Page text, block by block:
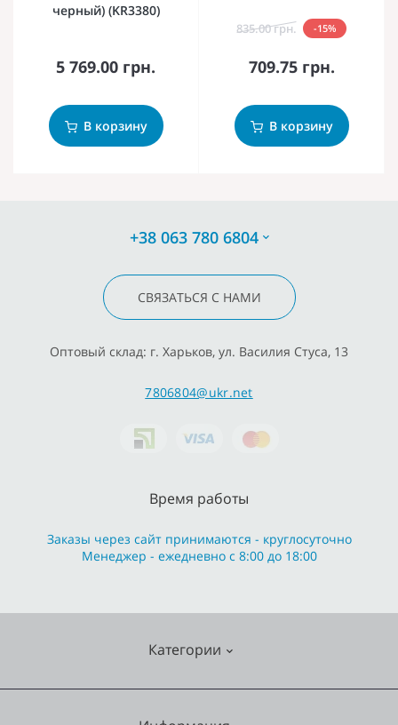
черный) (KR3380)
5 769.00 грн.
В корзину
835.00 грн. -15%
709.75 грн.
В корзину
+38 063 780 6804
СВЯЗАТЬСЯ С НАМИ
Оптовый склад: г. Харьков, ул. Василия Стуса, 13
7806804@ukr.net
Категории
Время работы
Заказы через сайт принимаются - круглосуточно
Менеджер - ежедневно с 8:00 до 18:00